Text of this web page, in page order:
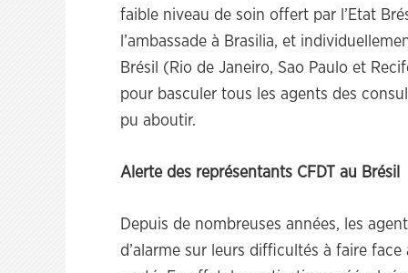
faible niveau de soin offert par l’Etat
l’ambassade à Brasilia, et
Brésil (Rio de Janeiro, Sao Paulo et
pour basculer tous les agents des
pu aboutir.
Alerte des représentants CFDT au Brésil
Depuis de nombreuses années, les
d’alarme sur leurs difficultés à faire